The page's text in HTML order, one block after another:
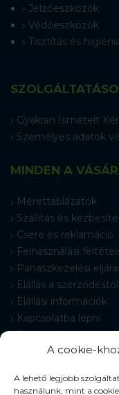
A cookie-
A lehető legjobb
használunk, mint a
Jelzőeszközök
Védőeszközök
Tisztítás és
Gyakran Ismételt
Személyes adatok
MINDEN A
Mérettáblázatok
Szállítás és
Csere és reklamáció
Felhasználási
Panaszkezelési
Elállás a szerződéstől
Elállási információk
Kapcsolatba lépni
Gyakran Ismételt
Cookie-beállítások